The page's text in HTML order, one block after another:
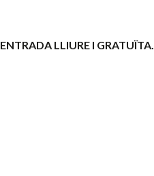
ENTRADA LLIURE I GRATUÏTA.